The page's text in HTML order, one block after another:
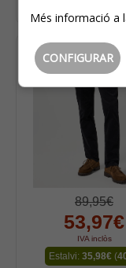
89,95€
53,97€
IVA inclòs
Estalvi: 35,98€(
Més informació a
CONFIGURAR